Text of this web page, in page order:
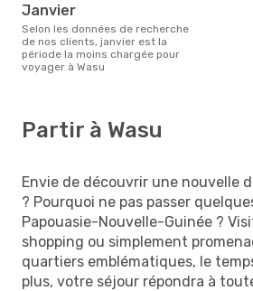
janvier
Selon les données de recherche
de nos clients, janvier est la
période la moins chargée pour
voyager à Wasu
Partir à Wasu
Envie de découvrir une nouvelle
? Pourquoi ne pas passer
Papouasie-Nouvelle-Guinée ?
shopping ou simplement
quartiers emblématiques, le
plus, votre séjour répondra à